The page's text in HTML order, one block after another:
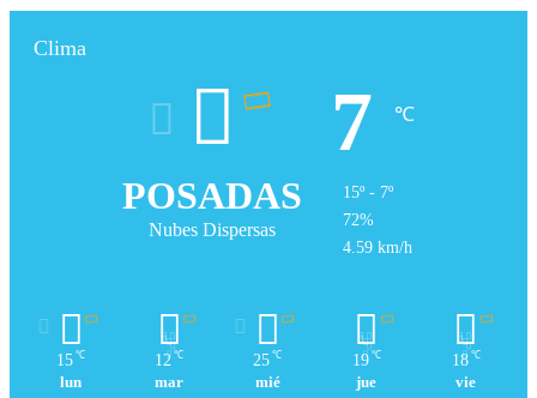
Clima
POSADAS
Nubes Dispersas
7 ℃
15º - 7º
72%
4.59 km/h
15 ℃
lun
12 ℃
mar
25 ℃
mié
19 ℃
jue
18 ℃
vie